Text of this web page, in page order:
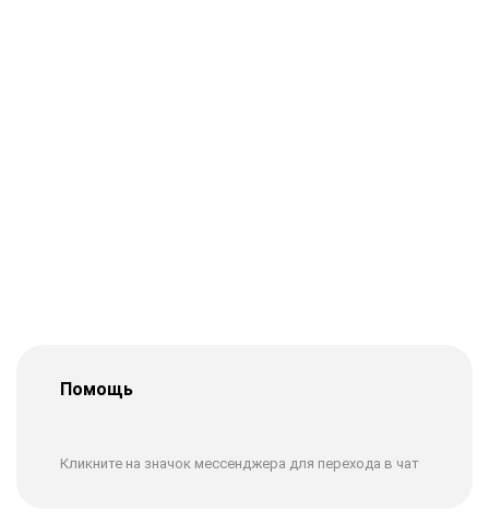
Помощь
Кликните на значок мессенджера для перехода в чат